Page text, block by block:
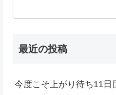
最近の投稿
今度こそ上がり待ち11日